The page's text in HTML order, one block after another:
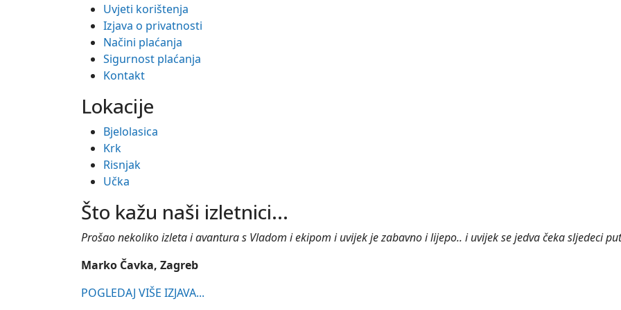
Uvjeti korištenja
Izjava o privatnosti
Načini plaćanja
Sigurnost plaćanja
Kontakt
Lokacije
Bjelolasica
Krk
Risnjak
Učka
Što kažu naši izletnici...
Prošao nekoliko izleta i avantura s Vladom i ekipom i uvijek je zabavno i lijepo.. i uvijek se jedva čeka sljedeci
Marko Čavka, Zagreb
POGLEDAJ VIŠE IZJAVA...